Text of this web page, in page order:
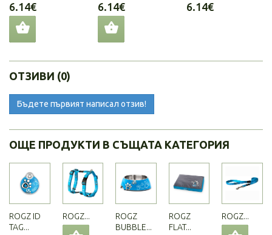
6.14€ 6.14€ 6.14€
ОТЗИВИ (0)
Бъдете първият написал отзив!
ОЩЕ ПРОДУКТИ В СЪЩАТА КАТЕГОРИЯ
ROGZ ID
TAG...
ROGZ...
ROGZ
BUBBLE...
ROGZ
FLAT...
ROGZ...